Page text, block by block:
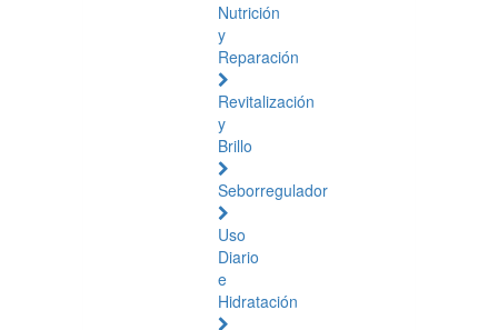
Nutrición
y
Reparación
Revitalización
y
Brillo
Seborregulador
Uso
Diario
e
Hidratación